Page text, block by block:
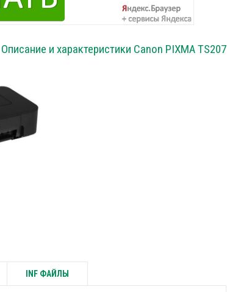
Описание и характеристики Canon PIXMA TS207
INF ФАЙЛЫ